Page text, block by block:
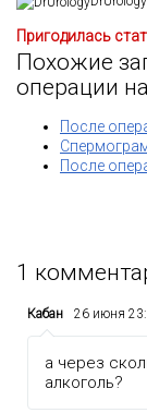
Пригодилась
Похожие
операции
После
После
1
Кабан 26 июня
а через
алкоголь?